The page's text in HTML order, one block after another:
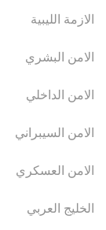
الازمة الليبية
الامن البشري
الامن الداخلي
الامن السيبراني
الامن العسكري
الخليج العربي